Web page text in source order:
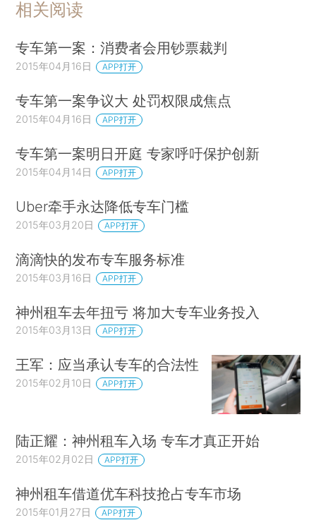
相关阅读
专车第一案：消费者会用钞票裁判
2015年04月16日 APP打开
专车第一案争议大 处罚权限成焦点
2015年04月16日 APP打开
专车第一案明日开庭 专家呼吁保护创新
2015年04月14日 APP打开
Uber牵手永达降低专车门槛
2015年03月20日 APP打开
滴滴快的发布专车服务标准
2015年03月16日 APP打开
神州租车去年扭亏 将加大专车业务投入
2015年03月13日 APP打开
王军：应当承认专车的合法性
2015年02月10日 APP打开
陆正耀：神州租车入场 专车才真正开始
2015年02月02日 APP打开
神州租车借道优车科技抢占专车市场
2015年01月27日 APP打开